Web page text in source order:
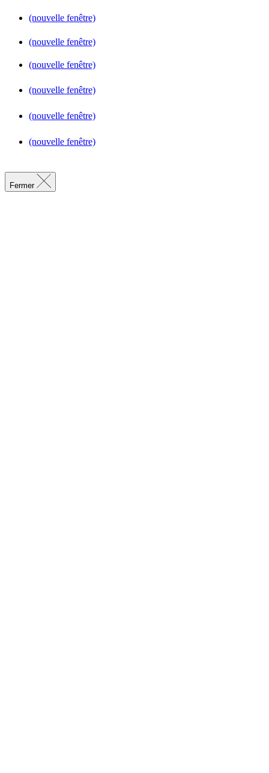
(nouvelle fenêtre)
(nouvelle fenêtre)
(nouvelle fenêtre)
(nouvelle fenêtre)
(nouvelle fenêtre)
(nouvelle fenêtre)
Fermer